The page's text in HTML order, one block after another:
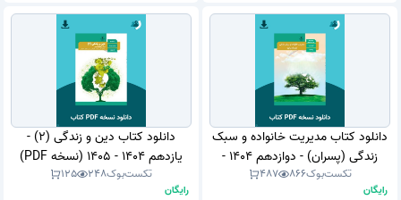
دانلود کتاب مدیریت خانواده و سبک
زندگی (پسران) - دوازدهم 1404 -
1405 (نسخه PDF)
تکست‌بوک866
487
رایگان
دانلود کتاب دین و زندگی (2) -
یازدهم 1404 - 1405 (نسخه PDF)
تکست‌بوک248
125
رایگان